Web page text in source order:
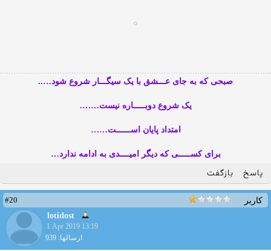
صبحی که به جای عـــشق با یک سیگـــار شروع شود…..
یک شروع دوبـــــاره نیست…….
امتداد پایان اســــــت……
برای کســـــی که دیگر امیــــدی به ادامه ندارد…
پاسخ بازگفت
کاربر
#20
lotidost
1 Apr 2019 13:19
ارسالها: 939